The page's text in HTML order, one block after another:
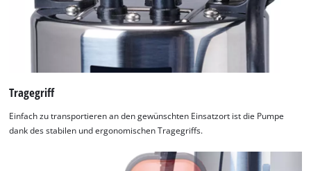
Tragegriff
Einfach zu transportieren an den gewünschten Einsatzort ist die Pumpe
dank des stabilen und ergonomischen Tragegriffs.